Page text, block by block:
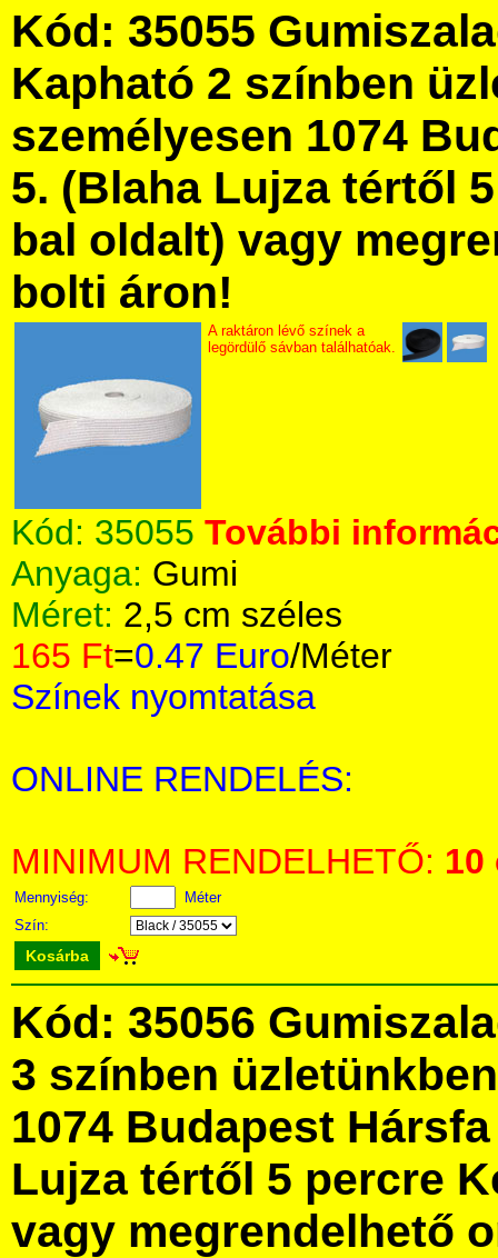
Kód: 35055
Kapható 2 színben
személyesen 1074
5. (Blaha Lujza tértől
bal oldalt) vagy
bolti áron!
A raktáron lévő színek a
legördülő sávban találhatóak.
Kód: 35055 További
Anyaga: Gumi
Méret: 2,5 cm széles
165 Ft=0.47 Euro/Méter
Színek nyomtatása
ONLINE RENDELÉS:
MINIMUM RENDELHETŐ: 10
Mennyiség:
Méter
Szín:
Kosárba
Kód: 35056
3 színben
1074 Budapest
Lujza tértől 5 percre
vagy megrendelhető